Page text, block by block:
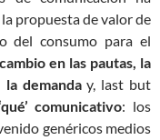
propuesta de valor de
del consumo para el
cambio en las pautas, la
demanday, last but
comunicativo: los
genéricos medios